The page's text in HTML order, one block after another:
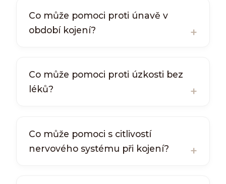
Co může pomoci proti únavě v
období kojení?
Co může pomoci proti úzkosti bez
léků?
Co může pomoci s citlivostí
nervového systému při kojení?